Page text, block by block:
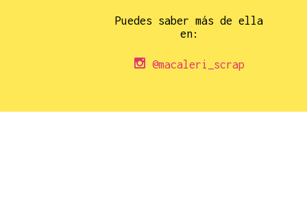
Puedes saber más de ella
en:
@macaleri_scrap